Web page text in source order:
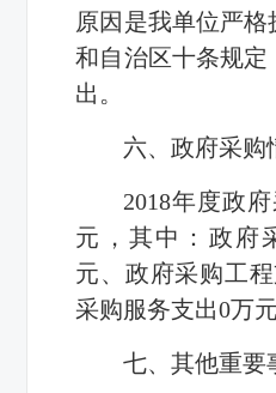
原因是我单位严
和自治区十条规
出。
六、政府采购
2018年度政
元，其中：政府
元、政府采购工
采购服务支出0万元
七、其他重要